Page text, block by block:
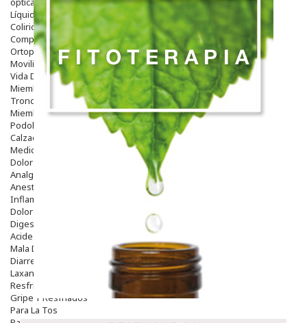
Líquidos Lentillas
Colirios
Complementos Alimentarios.
Ortopedia - Accesorios
Movilidad
Vida Diaria
Miembro Superior
Tronco
Miembro Inferior
Podología
Calzado
Medicamentos
Dolor E Inflamación
Analgésicos
Anestésicos
Inflamación Articulaciones
Dolor Muscular / Articular
Digestivo
Acidez, Gases Y Ardores
Mala Digestion
Diarrea / Estreñimiento / Vómitos
Laxantes
Resfriados
Gripe Y Resfriados
Para La Tos